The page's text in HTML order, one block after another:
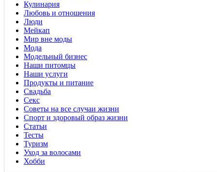
Кулинария
Любовь и отношения
Люди
Мейкап
Мир вне моды
Мода
Модельный бизнес
Наши питомцы
Наши услуги
Продукты и питание
Свадьба
Секс
Советы на все случаи жизни
Спорт и здоровый образ жизни
Статьи
Тесты
Туризм
Уход за волосами
Хобби